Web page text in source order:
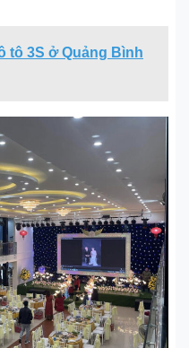
tô 3S ở Quảng Bình